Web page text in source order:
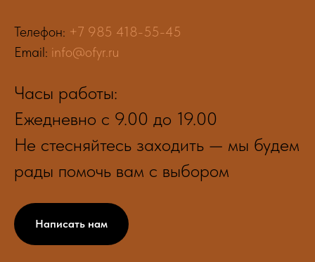
Телефон: +7 985 418-55-45
Email: info@ofyr.ru
Часы работы:
Ежедневно с 9.00 до 19.00
Не стесняйтесь заходить — мы будем
рады помочь вам с выбором
Написать нам